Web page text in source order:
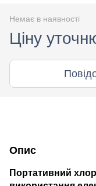
Немає в наявності
Ціну
Опис
Портативний